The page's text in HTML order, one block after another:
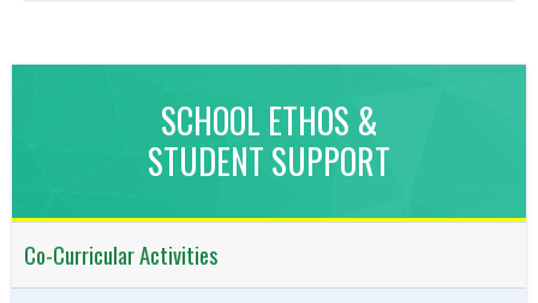
SCHOOL ETHOS &
STUDENT SUPPORT
Co-Curricular Activities